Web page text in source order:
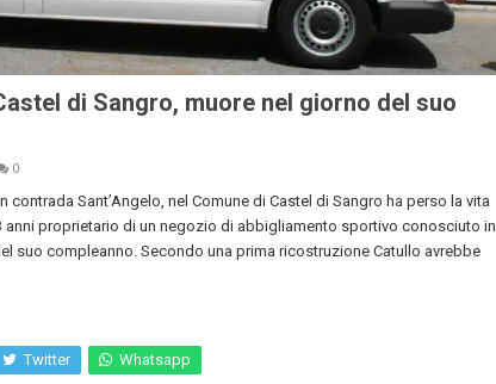
di Sangro, muore nel giorno del suo
0
contrada Sant’Angelo, nel Comune di Castel di Sangro ha perso la vita
anni proprietario di un negozio di abbigliamento sportivo conosciuto in
suo compleanno. Secondo una prima ricostruzione Catullo avrebbe
Twitter Whatsapp